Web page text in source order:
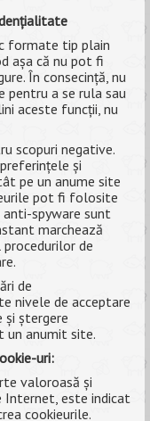
formate tip plain
așa că nu pot fi
În consecință, nu
pentru a se rula sau
aceste funcții, nu
scopuri negative.
și
pe un anume site
pot fi folosite
anti-spyware sunt
marchează
de
de
nivele de acceptare
și ștergere
anumit site.
uri:
valoroasă și
este indicat
cookieurile.